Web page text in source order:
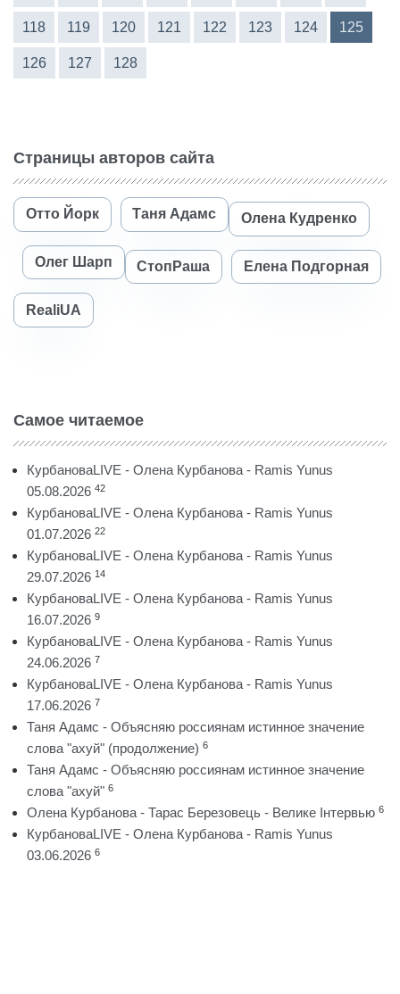
118 119 120 121 122 123 124 125
126 127 128
Страницы авторов сайта
Отто Йорк Таня Адамс Олена Кудренко
Олег Шарп СтопРаша Елена Подгорная
RealiUA
Самое читаемое
КурбановаLIVE - Олена Курбанова - Ramis Yunus
05.08.2026 42
КурбановаLIVE - Олена Курбанова - Ramis Yunus
01.07.2026 22
КурбановаLIVE - Олена Курбанова - Ramis Yunus
29.07.2026 14
КурбановаLIVE - Олена Курбанова - Ramis Yunus
16.07.2026 9
КурбановаLIVE - Олена Курбанова - Ramis Yunus
24.06.2026 7
КурбановаLIVE - Олена Курбанова - Ramis Yunus
17.06.2026 7
Таня Адамс - Объясняю россиянам истинное значение
слова "ахуй" (продолжение) 6
Таня Адамс - Объясняю россиянам истинное значение
слова "ахуй" 6
Олена Курбанова - Тарас Березовець - Велике Інтервью 6
КурбановаLIVE - Олена Курбанова - Ramis Yunus
03.06.2026 6